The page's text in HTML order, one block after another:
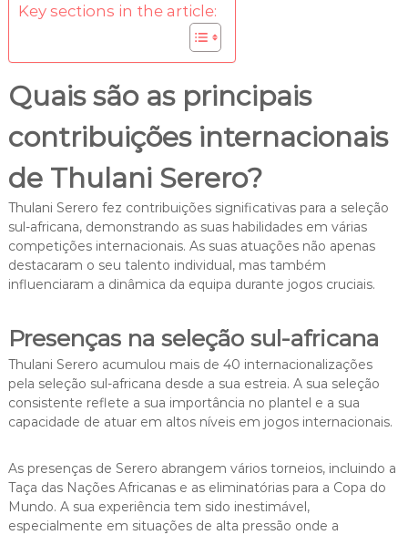
Key sections in the article:
Quais são as principais
contribuições internacionais
de Thulani Serero?
Thulani Serero fez contribuições significativas para a seleção
sul-africana, demonstrando as suas habilidades em várias
competições internacionais. As suas atuações não apenas
destacaram o seu talento individual, mas também
influenciaram a dinâmica da equipa durante jogos cruciais.
Presenças na seleção sul-africana
Thulani Serero acumulou mais de 40 internacionalizações
pela seleção sul-africana desde a sua estreia. A sua seleção
consistente reflete a sua importância no plantel e a sua
capacidade de atuar em altos níveis em jogos internacionais.
As presenças de Serero abrangem vários torneios, incluindo a
Taça das Nações Africanas e as eliminatórias para a Copa do
Mundo. A sua experiência tem sido inestimável,
especialmente em situações de alta pressão onde a